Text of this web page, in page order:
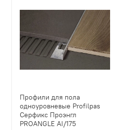
Профили для пола
одноуровневые Profilpas
Серфикс Проэнгл
PROANGLE AI/175